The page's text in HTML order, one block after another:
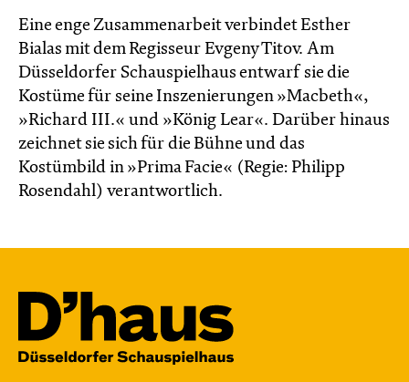
Eine enge Zusammenarbeit verbindet Esther
Bialas mit dem Regisseur Evgeny Titov. Am
Düsseldorfer Schauspielhaus entwarf sie die
Kostüme für seine Inszenierungen »Macbeth«,
»Richard III.« und »König Lear«. Darüber hinaus
zeichnet sie sich für die Bühne und das
Kostümbild in »Prima Facie« (Regie: Philipp
Rosendahl) verantwortlich.